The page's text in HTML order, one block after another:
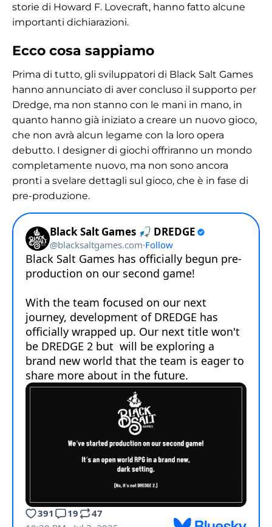
storie di Howard F. Lovecraft, hanno fatto alcune
importanti dichiarazioni.
Ecco cosa sappiamo
Prima di tutto, gli sviluppatori di Black Salt Games
hanno annunciato di aver concluso il supporto per
Dredge, ma non stanno con le mani in mano, in
quanto hanno già iniziato a creare un nuovo gioco,
che non avrà alcun legame con la loro opera
debutto. I designer di giochi offriranno un mondo
completamente nuovo, ma non sono ancora
pronti a svelare dettagli sul gioco, che è in fase di
pre-produzione.